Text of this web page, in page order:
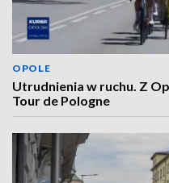
OPOLE
Utrudnienia w ruchu. Z
Tour de Pologne